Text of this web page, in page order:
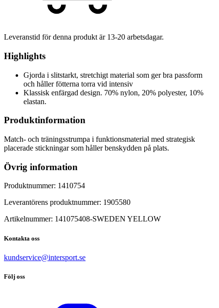
Leveranstid för denna produkt är 13-20 arbetsdagar.
Highlights
Gjorda i slitstarkt, stretchigt material som ger bra passform
och håller fötterna torra vid intensiv
Klassisk enfärgad design. 70% nylon, 20% polyester, 10%
elastan.
Produktinformation
Match- och träningsstrumpa i funktionsmaterial med strategisk
placerade stickningar som håller benskydden på plats.
Övrig information
Produktnummer: 1410754
Leverantörens produktnummer: 1905580
Artikelnummer: 141075408-SWEDEN YELLOW
Kontakta oss
kundservice@intersport.se
Följ oss